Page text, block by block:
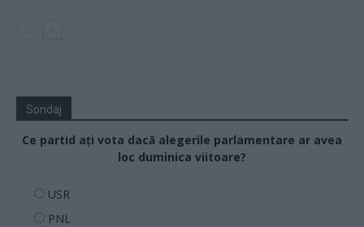
Sondaj
Ce partid ați vota dacă alegerile parlamentare ar avea
loc duminica viitoare?
USR
PNL